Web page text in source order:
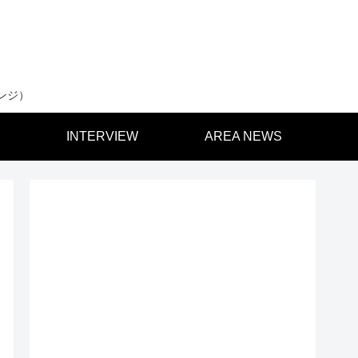
）
INTERVIEW AREA NEWS